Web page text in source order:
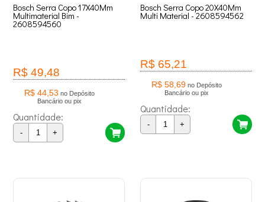
Bosch Serra Copo 17X40Mm
Multimaterial Bim -
2608594560
R$ 49,48
R$ 44,53 no Depósito
Bancário ou pix
Quantidade:
- +
Bosch Serra Copo 20X40Mm
Multi Material - 2608594562
R$ 65,21
R$ 58,69 no Depósito
Bancário ou pix
Quantidade:
- +